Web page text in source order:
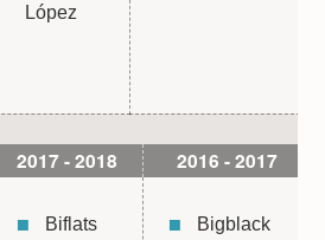
López
2017 - 2018 2016 - 2017
Biflats
Bigblack